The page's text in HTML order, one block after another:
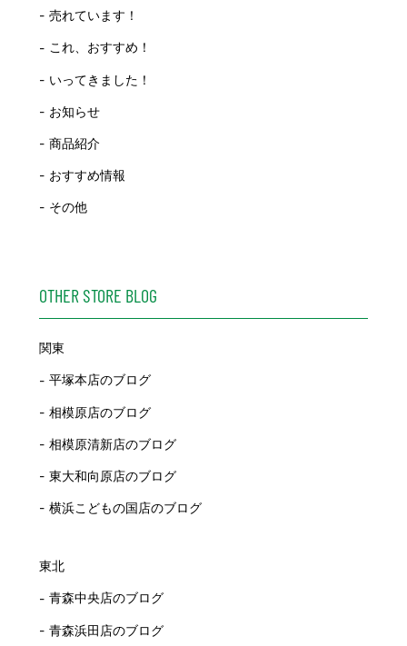
売れています！
これ、おすすめ！
いってきました！
お知らせ
商品紹介
おすすめ情報
その他
OTHER STORE BLOG
関東
平塚本店のブログ
相模原店のブログ
相模原清新店のブログ
東大和向原店のブログ
横浜こどもの国店のブログ
東北
青森中央店のブログ
青森浜田店のブログ